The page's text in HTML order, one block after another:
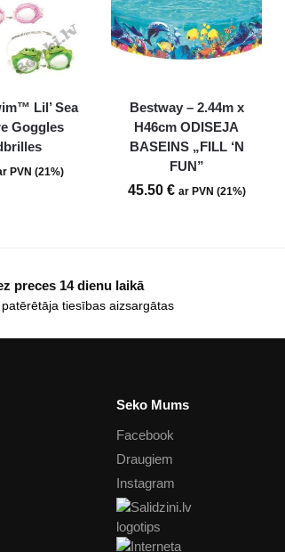
Lil’ Sea
Goggles
PVN (21%)
Bestway – 2.44m x
H46cm ODISEJA
BASEINS „FILL ‘N
FUN”
45.50 € ar PVN (21%)
preces 14 dienu laikā
patērētāja tiesības aizsargātas
Seko Mums
Facebook
Draugiem
Instagram